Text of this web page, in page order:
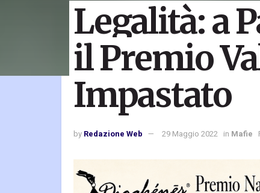
Legalità: a
il Premio
Impastato
by Redazione Web 29 Maggio 2022 in Mafie